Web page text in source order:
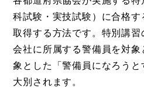
科試験・実技試験）に合格
取得する方法です。特別講
会社に所属する警備員を対
象とした「警備員になろう
大別されます。